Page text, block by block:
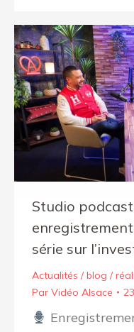
Studio
série sur
Actualités / blog /
Par Vidéo Alsace